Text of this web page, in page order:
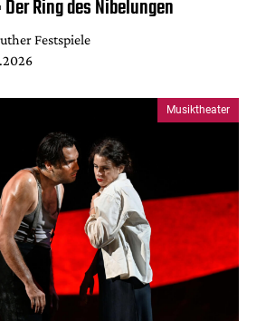
Ring des Nibelungen
Festspiele
Musiktheater